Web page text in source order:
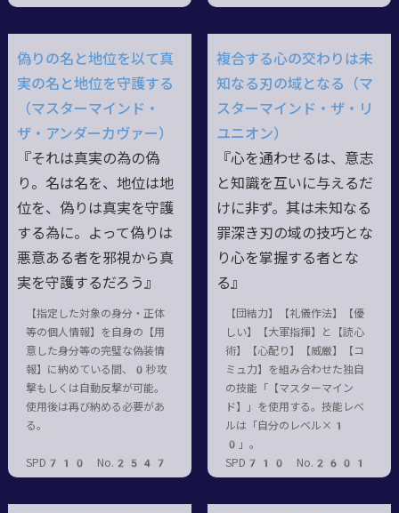
偽りの名と地位を以て真
実の名と地位を守護する
（マスターマインド・
ザ・アンダーカヴァー）
『それは真実の為の偽
り。名は名を、地位は地
位を、偽りは真実を守護
する為に。よって偽りは
悪意ある者を邪視から真
実を守護するだろう』
【指定した対象の身分・正体
等の個人情報】を自身の【用
意した身分等の完璧な偽装情
報】に納めている間、0秒攻
撃もしくは自動反撃が可能。
使用後は再び納める必要があ
る。
SPD710 No.2547
複合する心の交わりは未
知なる刃の域となる（マ
スターマインド・ザ・リ
ユニオン）
『心を通わせるは、意志
と知識を互いに与えるだ
けに非ず。其は未知なる
罪深き刃の域の技巧とな
り心を掌握する者とな
る』
【団結力】【礼儀作法】【優
しい】【大軍指揮】と【読心
術】【心配り】【威厳】【コ
ミュ力】を組み合わせた独自
の技能「【マスターマイン
ド】」を使用する。技能レベ
ルは「自分のレベル×1
0」。
SPD710 No.2601